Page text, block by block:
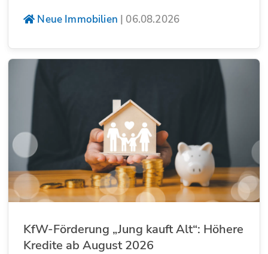
Neue Immobilien | 06.08.2026
KfW-Förderung „Jung kauft Alt“: Höhere
Kredite ab August 2026